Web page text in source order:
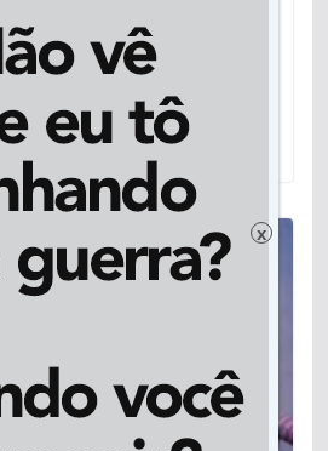
centro de
máscaras
prisional
x